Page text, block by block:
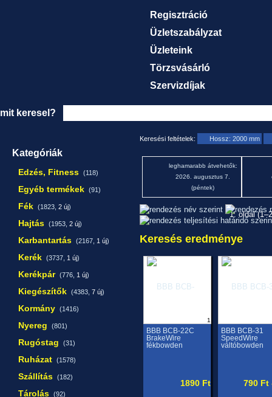
Regisztráció
Üzletszabályzat
Üzleteink
Törzsvásárló
Szervizdíjak
mit keresel?
Kategóriák
Edzés, Fitness (118)
Egyéb termékek (91)
Fék (1823, 2 új)
Hajtás (1953, 2 új)
Karbantartás (2167, 1 új)
Kerék (3737, 1 új)
Kerékpár (776, 1 új)
Kiegészítők (4383, 7 új)
Kormány (1416)
Nyereg (801)
Rugóstag (31)
Ruházat (1578)
Szállítás (182)
Tárolás (92)
Keresési feltételek: Hossz: 2000 mm
leghamarabb átvehetők:
2026. augusztus 7.
(péntek)
1. oldal
Keresés eredménye
1
BBB BCB-22C
BrakeWire
fékbowden
1890 Ft
BBB BCB-31
SpeedWire
váltóbowden
790 Ft